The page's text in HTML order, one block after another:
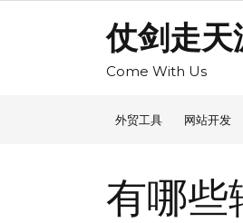
仗剑走天
Come With Us
外贸工具 网站开发
有哪些